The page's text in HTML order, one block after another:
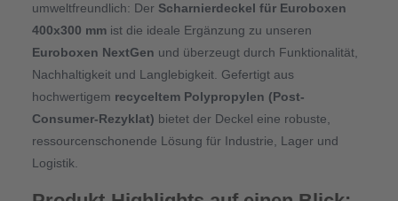
umweltfreundlich: Der Scharnierdeckel für Euroboxen
400x300 mmist die ideale Ergänzung zu unseren
Euroboxen NextGen und überzeugt durch Funktionalität,
Nachhaltigkeit und Langlebigkeit. Gefertigt aus
hochwertigem recyceltem Polypropylen (Post-
Consumer-Rezyklat) bietet der Deckel eine robuste,
ressourcenschonende Lösung für Industrie, Lager und
Logistik.